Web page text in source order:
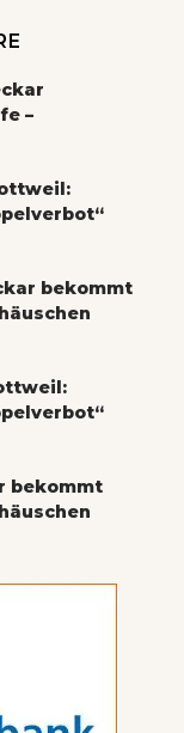
–
bekommt
bekommt